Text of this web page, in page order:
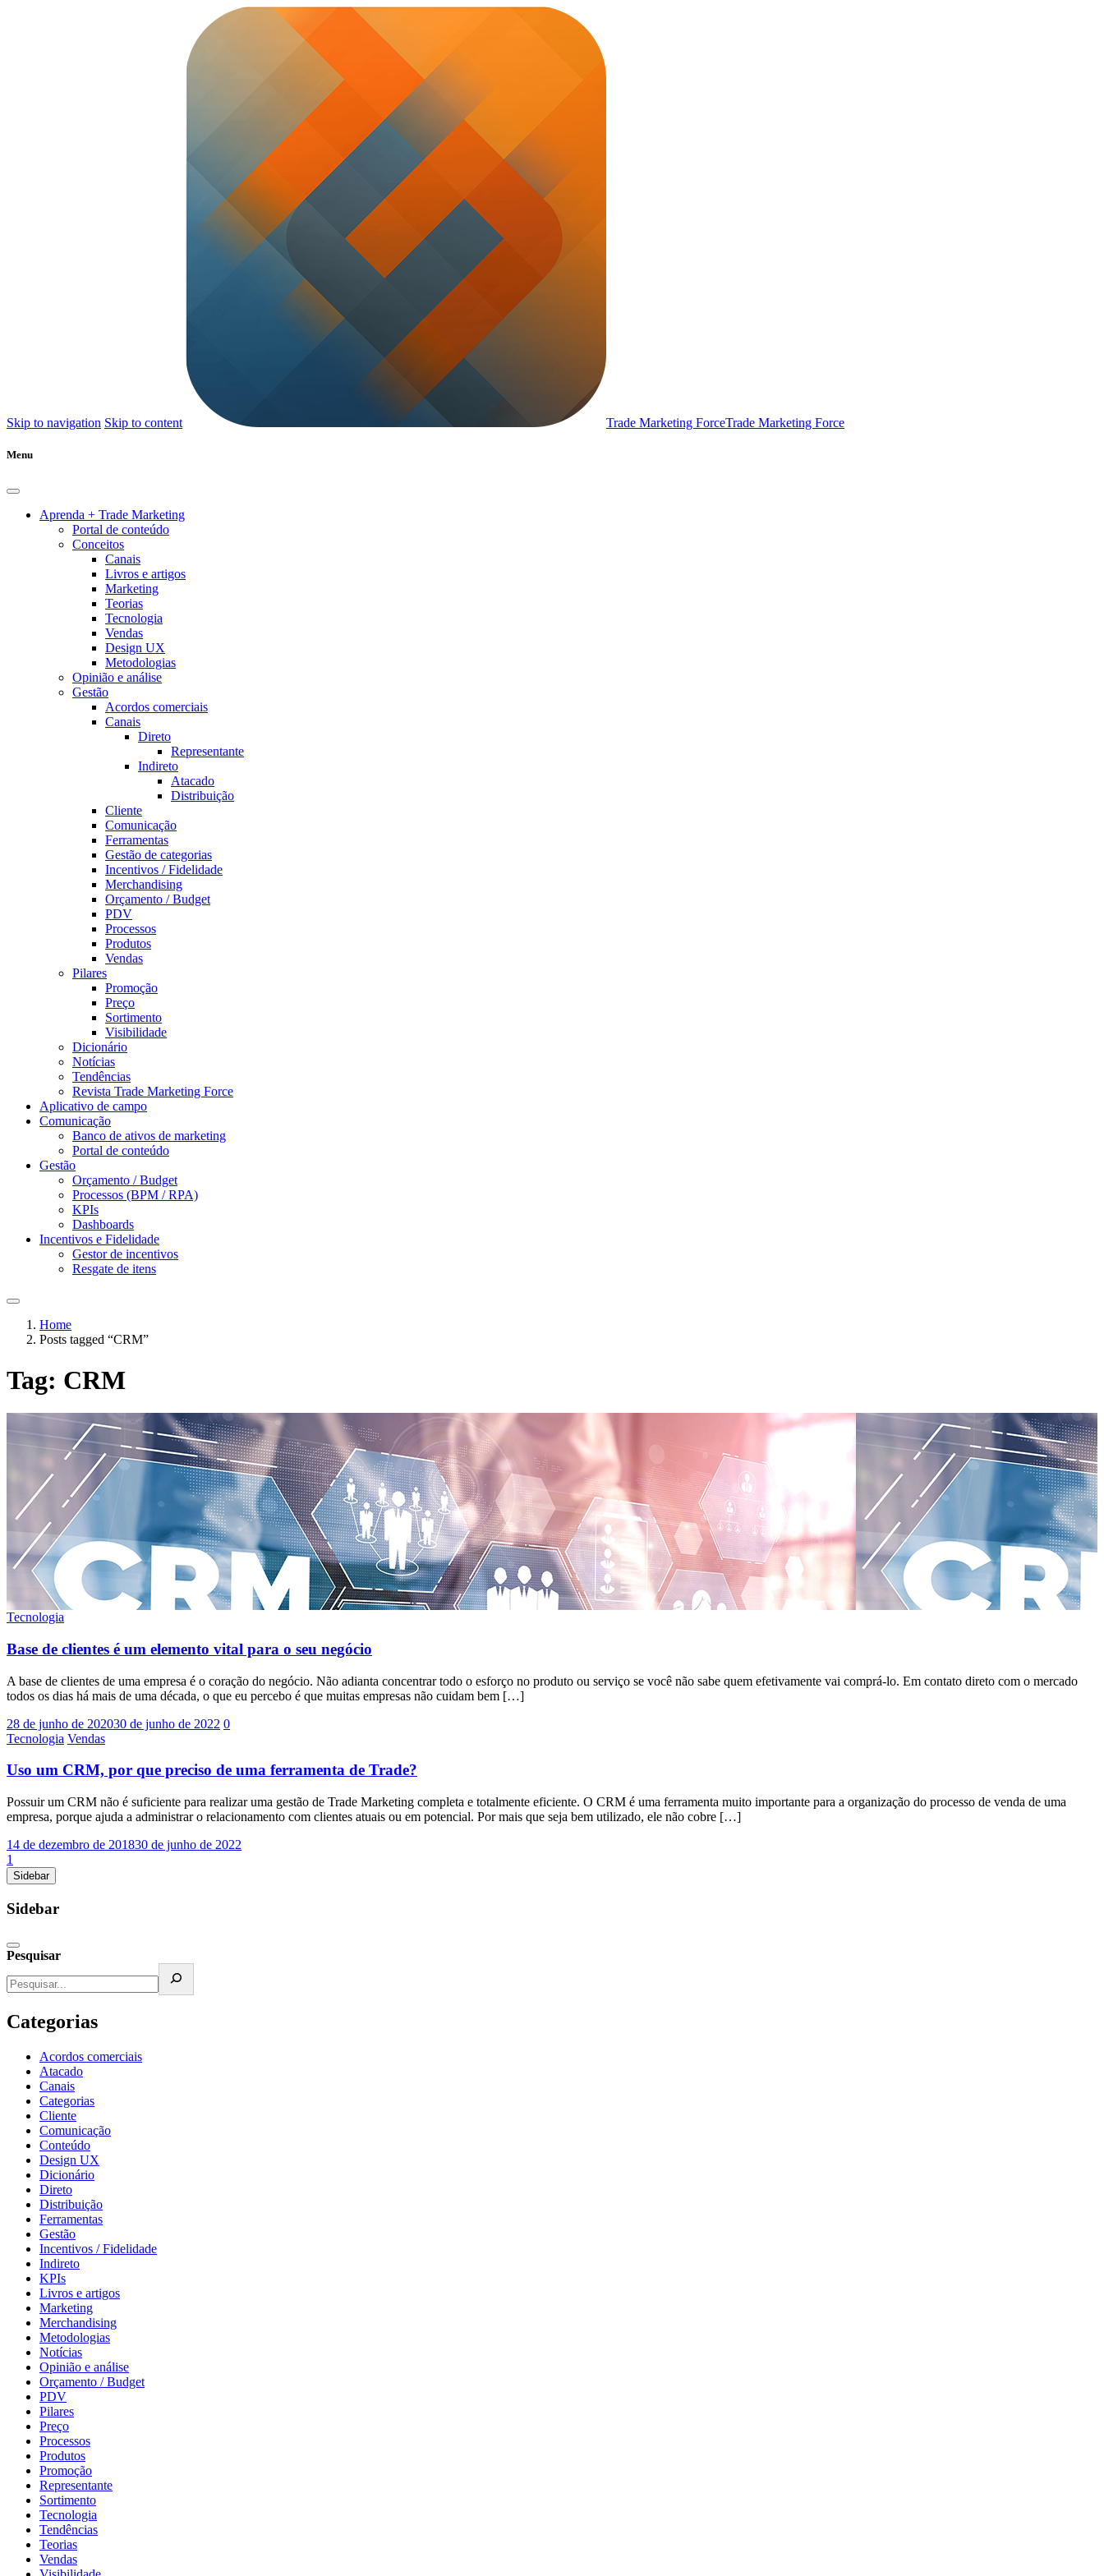
Skip to navigation Skip to content Trade Marketing ForceTrade Marketing Force
Menu
Aprenda + Trade Marketing
Portal de conteúdo
Conceitos
Canais
Livros e artigos
Marketing
Teorias
Tecnologia
Vendas
Design UX
Metodologias
Opinião e análise
Gestão
Acordos comerciais
Canais
Direto
Representante
Indireto
Atacado
Distribuição
Cliente
Comunicação
Ferramentas
Gestão de categorias
Incentivos / Fidelidade
Merchandising
Orçamento / Budget
PDV
Processos
Produtos
Vendas
Pilares
Promoção
Preço
Sortimento
Visibilidade
Dicionário
Notícias
Tendências
Revista Trade Marketing Force
Aplicativo de campo
Comunicação
Banco de ativos de marketing
Portal de conteúdo
Gestão
Orçamento / Budget
Processos (BPM / RPA)
KPIs
Dashboards
Incentivos e Fidelidade
Gestor de incentivos
Resgate de itens
Home
Posts tagged “CRM”
Tag: CRM
Tecnologia
Base de clientes é um elemento vital para o seu negócio
A base de clientes de uma empresa é o coração do negócio. Não adianta concentrar todo o esforço no produto ou serviço se você não sabe quem efetivamente vai comprá-lo. Em contato direto com o mercado
todos os dias há mais de uma década, o que eu percebo é que muitas empresas não cuidam bem […]
28 de junho de 202030 de junho de 2022 0
Tecnologia Vendas
Uso um CRM, por que preciso de uma ferramenta de Trade?
Possuir um CRM não é suficiente para realizar uma gestão de Trade Marketing completa e totalmente eficiente. O CRM é uma ferramenta muito importante para a organização do processo de venda de uma
empresa, porque ajuda a administrar o relacionamento com clientes atuais ou em potencial. Por mais que seja bem utilizado, ele não cobre […]
14 de dezembro de 201830 de junho de 2022
1
Sidebar
Sidebar
Pesquisar
Categorias
Acordos comerciais
Atacado
Canais
Categorias
Cliente
Comunicação
Conteúdo
Design UX
Dicionário
Direto
Distribuição
Ferramentas
Gestão
Incentivos / Fidelidade
Indireto
KPIs
Livros e artigos
Marketing
Merchandising
Metodologias
Notícias
Opinião e análise
Orçamento / Budget
PDV
Pilares
Preço
Processos
Produtos
Promoção
Representante
Sortimento
Tecnologia
Tendências
Teorias
Vendas